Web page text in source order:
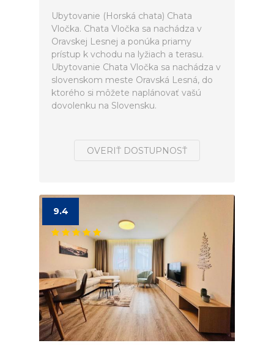
Ubytovanie (Horská chata) Chata
Vločka. Chata Vločka sa nachádza v
Oravskej Lesnej a ponúka priamy
prístup k vchodu na lyžiach a terasu.
Ubytovanie Chata Vločka sa nachádza v
slovenskom meste Oravská Lesná, do
ktorého si môžete naplánovať vašú
dovolenku na Slovensku.
OVERIŤ DOSTUPNOSŤ
9.4